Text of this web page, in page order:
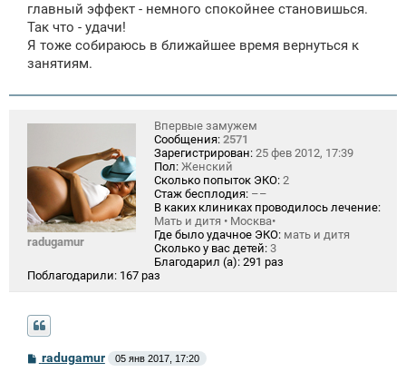
главный эффект - немного спокойнее становишься.
Так что - удачи!
Я тоже собираюсь в ближайшее время вернуться к
занятиям.
radugamur
Впервые замужем
Сообщения: 2571
Зарегистрирован: 25 фев 2012, 17:39
Пол: Женский
Сколько попыток ЭКО: 2
Стаж бесплодия: ––
В каких клиниках проводилось лечение:
Мать и дитя • Москва•
Где было удачное ЭКО: мать и дитя
Сколько у вас детей: 3
Благодарил (а): 291 раз
Поблагодарили: 167 раз
Сradugamur 05 янв 2017, 17:20